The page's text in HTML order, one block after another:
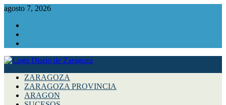
agosto 7, 2026
ZARAGOZA
ZARAGOZA PROVINCIA
ARAGON